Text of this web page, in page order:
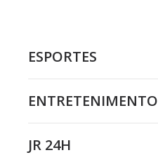
ESPORTES
ENTRETENIMENTO
JR 24H